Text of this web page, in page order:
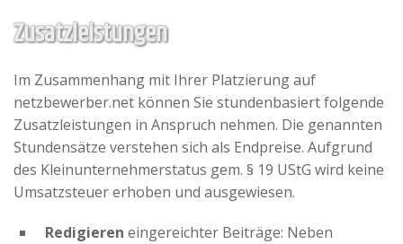
Zusatzleistungen
Im Zusammenhang mit Ihrer Platzierung auf
netzbewerber.net können Sie stundenbasiert folgende
Zusatzleistungen in Anspruch nehmen. Die genannten
Stundensätze verstehen sich als Endpreise. Aufgrund
des Kleinunternehmerstatus gem. § 19 UStG wird keine
Umsatzsteuer erhoben und ausgewiesen.
Redigieren eingereichter Beiträge: Neben